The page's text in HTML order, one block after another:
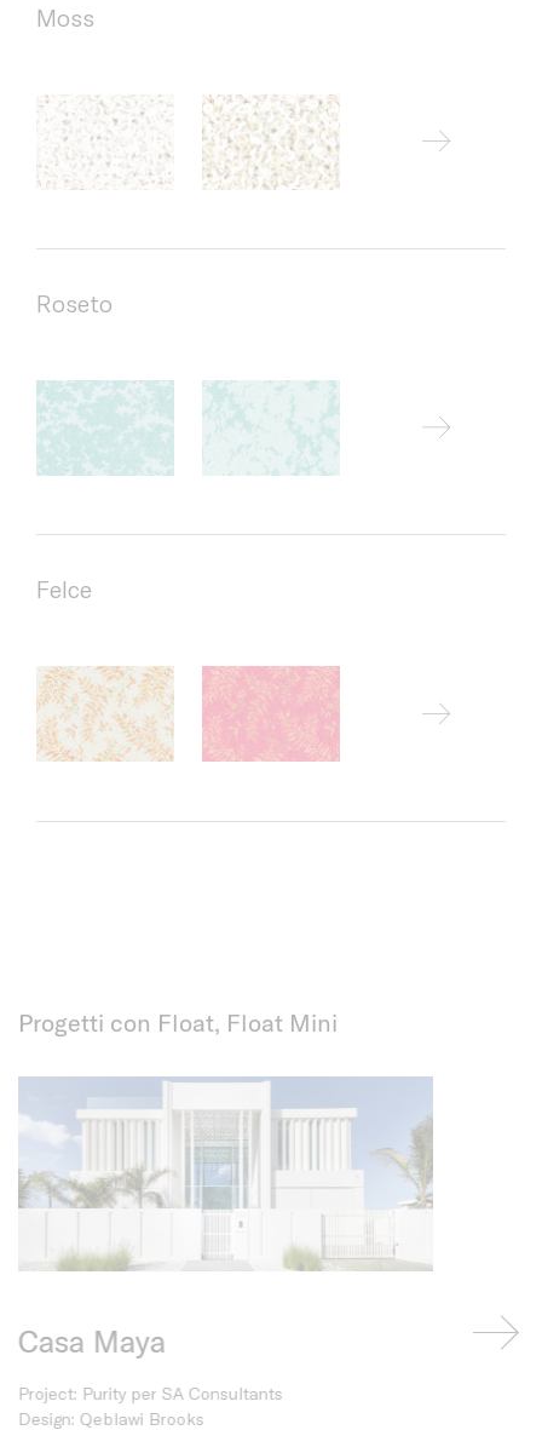
Moss
Roseto
Felce
Progetti con Float, Float Mini
Casa Maya
Project: Purity per SA Consultants
Design: Qeblawi Brooks
M/Y